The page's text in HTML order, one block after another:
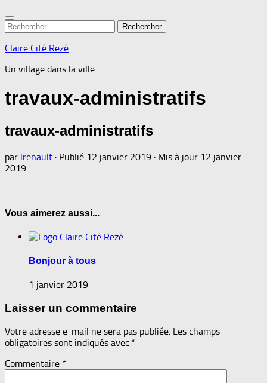
Rechercher :
Claire Cité Rezé
Un village dans la ville
travaux-administratifs
travaux-administratifs
par lrenault · Publié 12 janvier 2019 · Mis à jour 12 janvier
2019
Vous aimerez aussi...
Bonjour à tous
1 janvier 2019
Laisser un commentaire
Votre adresse e-mail ne sera pas publiée. Les champs
obligatoires sont indiqués avec *
Commentaire *